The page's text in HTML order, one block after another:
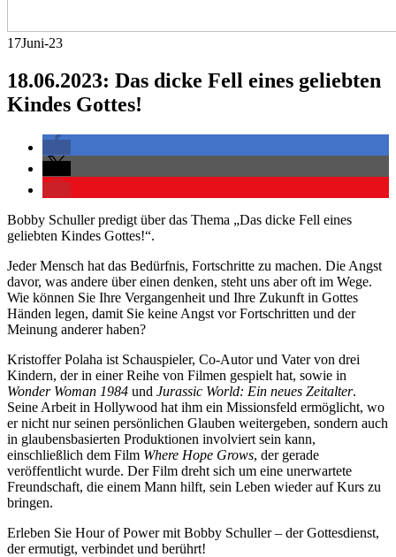
17Juni-23
18.06.2023: Das dicke Fell eines geliebten
Kindes Gottes!
Bobby Schuller predigt über das Thema „Das dicke Fell eines
geliebten Kindes Gottes!“.
Jeder Mensch hat das Bedürfnis, Fortschritte zu machen. Die Angst
davor, was andere über einen denken, steht uns aber oft im Wege.
Wie können Sie Ihre Vergangenheit und Ihre Zukunft in Gottes
Händen legen, damit Sie keine Angst vor Fortschritten und der
Meinung anderer haben?
Kristoffer Polaha ist Schauspieler, Co-Autor und Vater von drei
Kindern, der in einer Reihe von Filmen gespielt hat, sowie in
Wonder Woman 1984 und Jurassic World: Ein neues Zeitalter.
Seine Arbeit in Hollywood hat ihm ein Missionsfeld ermöglicht, wo
er nicht nur seinen persönlichen Glauben weitergeben, sondern auch
in glaubensbasierten Produktionen involviert sein kann,
einschließlich dem Film Where Hope Grows, der gerade
veröffentlicht wurde. Der Film dreht sich um eine unerwartete
Freundschaft, die einem Mann hilft, sein Leben wieder auf Kurs zu
bringen.
Erleben Sie Hour of Power mit Bobby Schuller – der Gottesdienst,
der ermutigt, verbindet und berührt!